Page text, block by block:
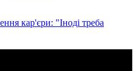
кар'єри: "Іноді треба